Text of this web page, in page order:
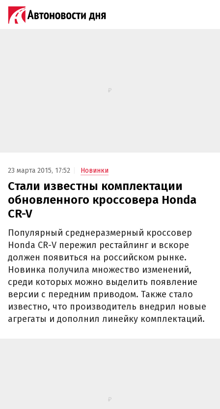
23 марта 2015, 17:52 Новинки
Стали известны комплектации
обновленного кроссовера Honda
CR-V
Популярный среднеразмерный кроссовер
Honda CR-V пережил рестайлинг и вскоре
должен появиться на российском рынке.
Новинка получила множество изменений,
среди которых можно выделить появление
версии с передним приводом. Также стало
известно, что производитель внедрил новые
агрегаты и дополнил линейку комплектаций.